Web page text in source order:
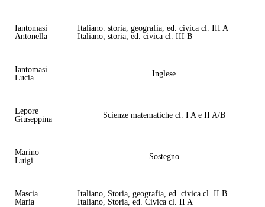
Iantomasi
Antonella
Italiano. storia, geografia, ed. civica cl. III A
Italiano, storia, ed. civica cl. III B
Iantomasi
Lucia
Inglese
Lepore
Giuseppina
Scienze matematiche cl. I A e II A/B
Marino
Luigi
Sostegno
Mascia
Maria
Italiano, Storia, geografia, ed. civica cl. II B
Italiano, Storia, ed. Civica cl. II A